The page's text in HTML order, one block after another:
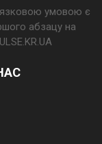
умовою є
абзацу на